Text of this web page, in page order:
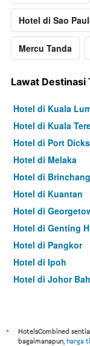
Hotel di Sao
Mercu Tanda
Lawat Destinasi
Hotel di Kuala
Hotel di Kuala
Hotel di Port
Hotel di Melaka
Hotel di Brinchang
Hotel di Kuantan
Hotel di
Hotel di Genting
Hotel di Pangkor
Hotel di Ipoh
Hotel di Johor
Hotel di Kuching
*
HotelsCombined
bagaimanapun, harga